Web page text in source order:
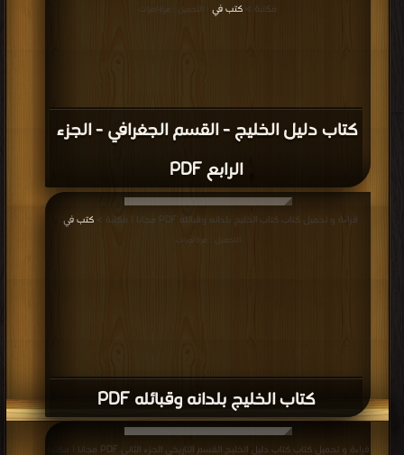
كتاب دليل الخليج - القسم الجغرافي - الجزء
الرابع PDF
مكتبة > كتب في | التحميل : مرة/مرات
كتاب الخليج بلدانه وقبائله PDF
قراءة و تحميل كتاب كتاب الخليج بلدانه وقبائله PDF مجانا | مكتبة > كتب في
التحميل : مرة/مرات
قراءة و تحميل كتاب كتاب دليل الخليج القسم التاريخى الجزء الثانى PDF مجانا | مكتبة